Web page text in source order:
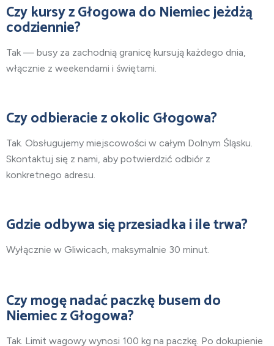
Czy kursy z Głogowa do Niemiec jeżdżą
codziennie?
Tak — busy za zachodnią granicę kursują każdego dnia,
włącznie z weekendami i świętami.
Czy odbieracie z okolic Głogowa?
Tak. Obsługujemy miejscowości w całym Dolnym Śląsku.
Skontaktuj się z nami, aby potwierdzić odbiór z
konkretnego adresu.
Gdzie odbywa się przesiadka i ile trwa?
Wyłącznie w Gliwicach, maksymalnie 30 minut.
Czy mogę nadać paczkę busem do
Niemiec z Głogowa?
Tak. Limit wagowy wynosi 100 kg na paczkę. Po dokupienie